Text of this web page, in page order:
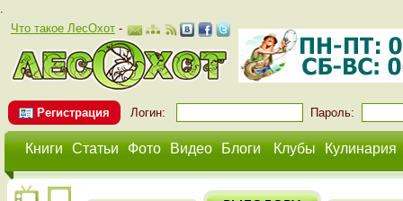
.
Что такое ЛесОхот-
Регистрация Логин: Пароль:
Книги Статьи Фото Видео Блоги Клубы Кулинария